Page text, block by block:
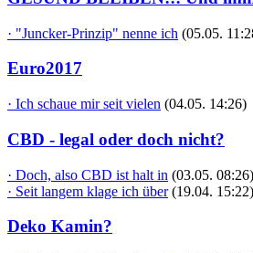
· "Juncker-Prinzip" nenne ich (05.05.
Euro2017
· Ich schaue mir seit vielen (04.05. 14:26)
CBD - legal oder doch nicht?
· Doch, also CBD ist halt in (03.05. 08:26)
· Seit langem klage ich über (19.04. 15:22)
Deko Kamin?